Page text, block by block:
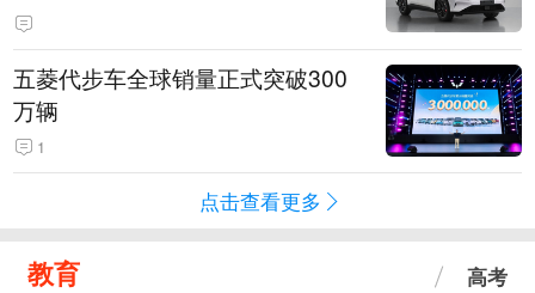
五菱代步车全球销量正式突破300
万辆
1
点击查看更多
教育 高考